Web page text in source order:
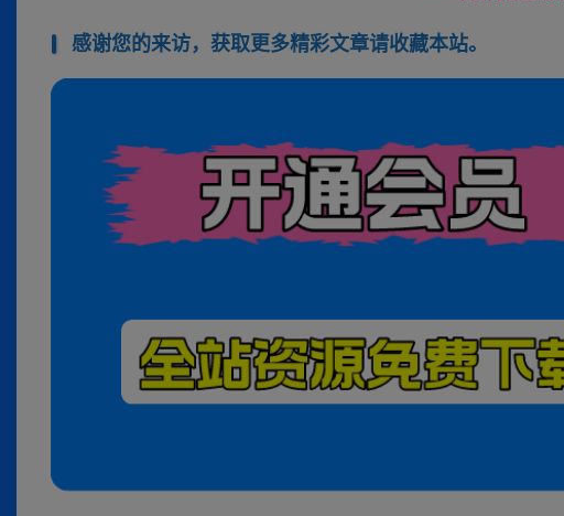
感谢您的来访，获取更多精彩文章请收藏本站。